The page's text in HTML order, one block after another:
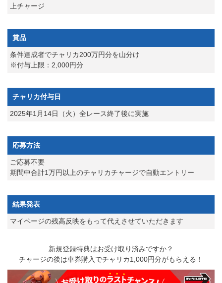
上チャージ
賞品
条件達成者でチャリカ200万円分を山分け
※付与上限：2,000円分
チャリカ付与日
2025年1月14日（火）全レース終了後に実施
応募方法
ご応募不要
期間中合計1万円以上のチャリカチャージで自動エントリー
結果発表
マイページの残高反映をもって代えさせていただきます
新規登録特典はお受け取り済みですか？
チャージの後は車券購入でチャリカ1,000円分がもらえる！